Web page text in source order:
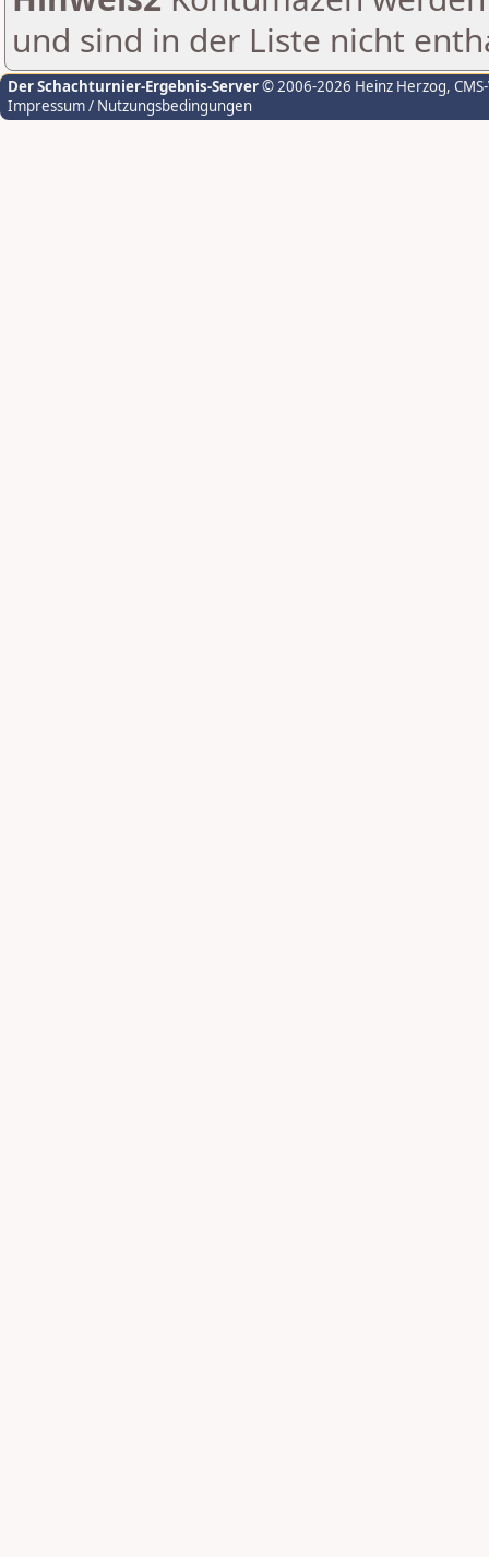
und sind in der Liste nicht
Der Schachturnier-Ergebnis-Server© 2006-2026 Heinz Herzog,
Impressum / Nutzungsbedingungen